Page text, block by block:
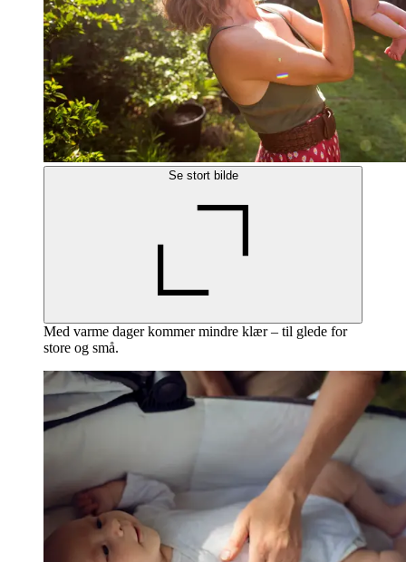
Se stort bilde
Med varme dager kommer mindre klær – til glede for
store og små.